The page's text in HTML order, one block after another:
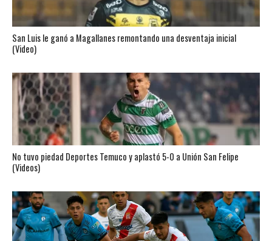
San Luis le ganó a Magallanes remontando una desventaja inicial
(Video)
No tuvo piedad Deportes Temuco y aplastó 5-0 a Unión San Felipe
(Videos)